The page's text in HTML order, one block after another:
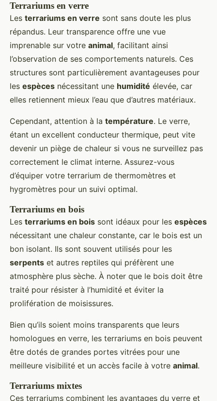
Terrariums en verre
Les terrariums en verre sont sans doute les plus
répandus. Leur transparence offre une vue
imprenable sur votre animal, facilitant ainsi
l’observation de ses comportements naturels. Ces
structures sont particulièrement avantageuses pour
les espèces nécessitant une humidité élevée, car
elles retiennent mieux l’eau que d’autres matériaux.
Cependant, attention à la température. Le verre,
étant un excellent conducteur thermique, peut vite
devenir un piège de chaleur si vous ne surveillez pas
correctement le climat interne. Assurez-vous
d’équiper votre terrarium de thermomètres et
hygromètres pour un suivi optimal.
Terrariums en bois
Les terrariums en bois sont idéaux pour les espèces
nécessitant une chaleur constante, car le bois est un
bon isolant. Ils sont souvent utilisés pour les
serpents et autres reptiles qui préfèrent une
atmosphère plus sèche. À noter que le bois doit être
traité pour résister à l’humidité et éviter la
prolifération de moisissures.
Bien qu’ils soient moins transparents que leurs
homologues en verre, les terrariums en bois peuvent
être dotés de grandes portes vitrées pour une
meilleure visibilité et un accès facile à votre animal.
Terrariums mixtes
Ces terrariums combinent les avantages du verre et